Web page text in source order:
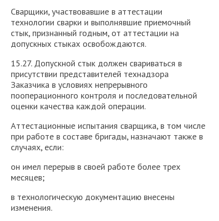
Сварщики, участвовавшие в аттестации
технологии сварки и выполнявшие приемочный
стык, признанный годным, от аттестации на
допускных стыках освобождаются.
15.27. Допускной стык должен свариваться в
присутствии представителей технадзора
Заказчика в условиях непрерывного
пооперационного контроля и последовательной
оценки качества каждой операции.
Аттестационные испытания сварщика, в том числе
при работе в составе бригады, назначают также в
случаях, если:
он имел перерыв в своей работе более трех
месяцев;
в технологическую документацию внесены
изменения.